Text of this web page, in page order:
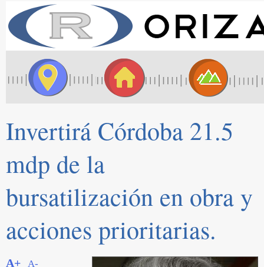
Invertirá Córdoba 21.5
mdp de la
bursatilización en obra y
acciones prioritarias.
A+
A-